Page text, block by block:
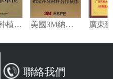
瑞士ITI种植系统技术合作单位
聯絡我們